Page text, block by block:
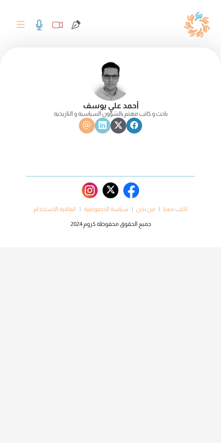
أحمد علي يوسف
باحث و كاتب مهتم بالشؤون السياسية و التاريخية
اكتب معنا من نحن سياسة الخصوصية اتفاقية الاستخدام
جميع الحقوق محفوظة كروم 2024